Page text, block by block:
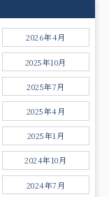
2026年4月
2025年10月
2025年7月
2025年4月
2025年1月
2024年10月
2024年7月